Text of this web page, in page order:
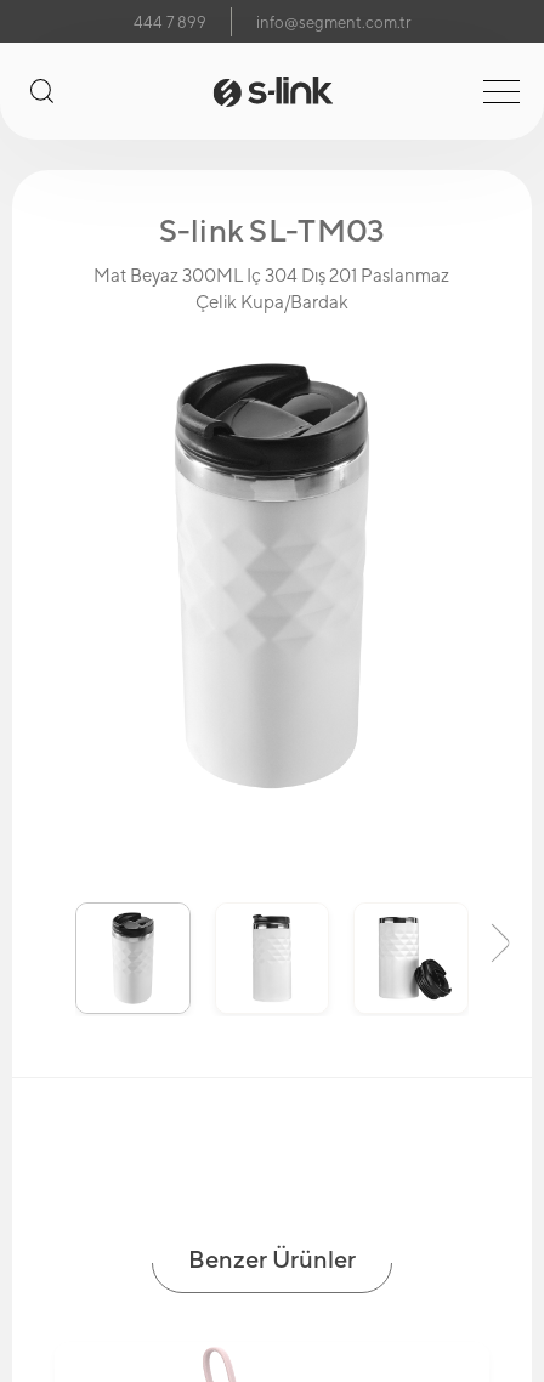
444 7 899 info@segment.com.tr
S-link SL-TM03
Mat Beyaz 300ML Iç 304 Dış 201 Paslanmaz
Çelik Kupa/Bardak
Benzer Ürünler